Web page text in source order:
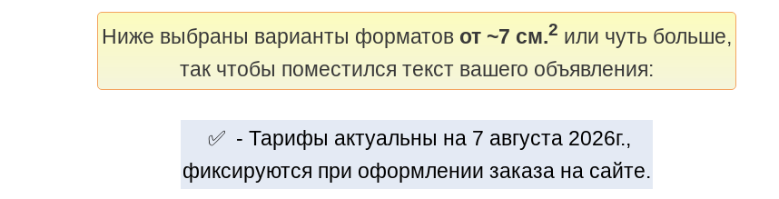
Ниже выбраны варианты форматов от ~7 см.2 или чуть больше,
так чтобы поместился текст вашего объявления:
✅ - Тарифы актуальны на 7 августа 2026г.,
фиксируются при оформлении заказа на сайте.